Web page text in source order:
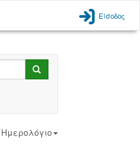
Είσοδος
Search
Ημερολόγιο